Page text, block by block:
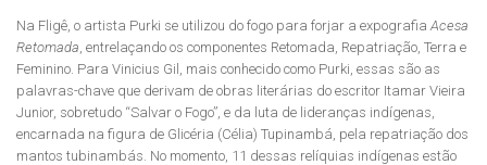
Na Fligê, o artista Purki se utilizou do fogo para forjar a expografia Acesa
Retomada , entrelaçando os componentes Retomada, Repatriação, Terra e
Feminino. Para Vinicius Gil, mais conhecido como Purki, essas são as
palavras-chave que derivam de obras literárias do escritor Itamar Vieira
Junior, sobretudo “Salvar o Fogo”, e da luta de lideranças indígenas,
encarnada na figura de Glicéria (Célia) Tupinambá, pela repatriação dos
mantos tubinambás. No momento, 11 dessas relíquias indígenas estão